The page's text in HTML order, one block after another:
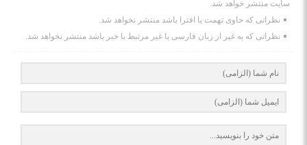
سایت منتشر خواهد شد.
نظراتی که حاوی تهمت یا افترا باشد منتشر نخواهد شد.
نظراتی که به غیر از زبان فارسی یا غیر مرتبط با خبر باشد منتشر نخواهد شد.